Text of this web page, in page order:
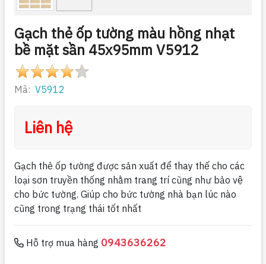
Gạch thẻ ốp tường màu hồng nhạt
bề mặt sần 45x95mm V5912
Mã: V5912
Liên hệ
Gạch thẻ ốp tường được sản xuất để thay thế cho các
loại sơn truyền thống nhằm trang trí cũng như bảo vệ
cho bức tường. Giúp cho bức tường nhà bạn lúc nào
cũng trong trạng thái tốt nhất
Hỗ trợ mua hàng 0943636262